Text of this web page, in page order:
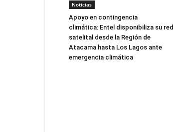
Noticias
Apoyo en contingencia
climática: Entel disponibiliza su red
satelital desde la Región de
Atacama hasta Los Lagos ante
emergencia climática